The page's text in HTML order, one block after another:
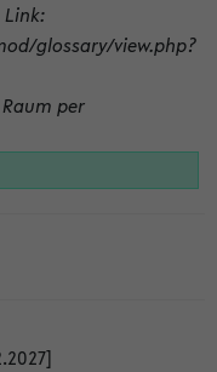
glossary/view.php?
per